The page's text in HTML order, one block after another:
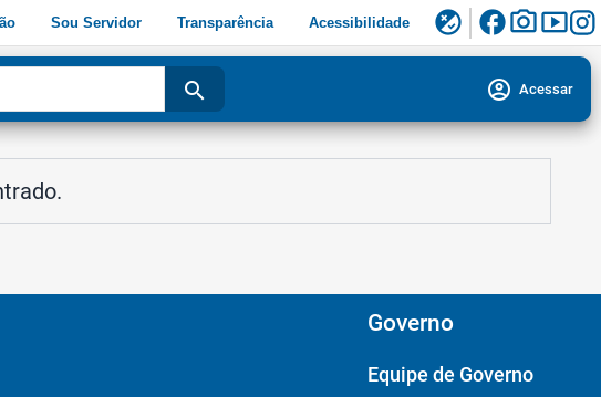
Sou Servidor Transparência Acessibilidade flaky facebookphoto_camerasmart_display
search account_circle Acessar
Governo
Equipe de Governo